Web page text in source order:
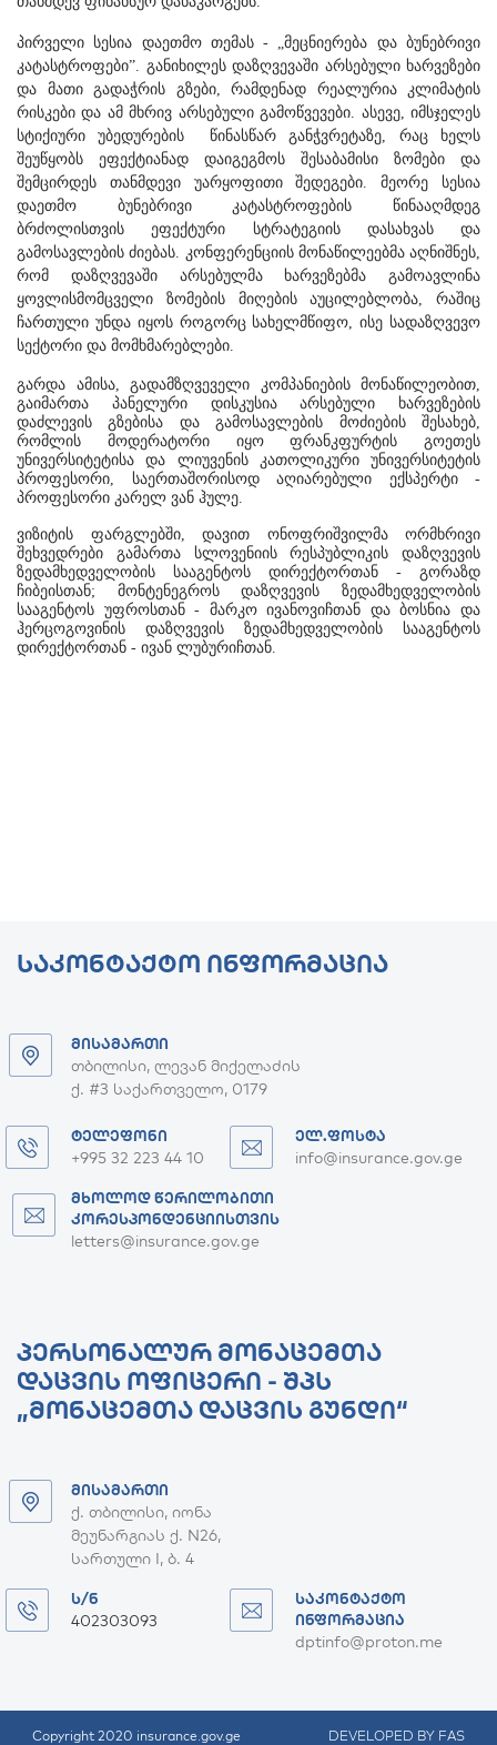
პირველი სესია დაეთმო თემას - „მეცნიერება და ბუნებრივი
კატასტროფები”. განიხილეს დაზღვევაში არსებული ხარვეზები
და მათი გადაჭრის გზები, რამდენად რეალურია კლიმატის
რისკები და ამ მხრივ არსებული გამოწვევები. ასევე, იმსჯელეს
სტიქიური უბედურების
წინასწარ განჭვრეტაზე, რაც ხელს
შეუწყობს ეფექტიანად დაიგეგმოს შესაბამისი ზომები და
შემცირდეს თანმდევი უარყოფითი შედეგები.მეორე სესია
დაეთმო ბუნებრივი კატასტროფების წინააღმდეგ
ბრძოლისთვის ეფექტური სტრატეგიის დასახვას და
გამოსავლების ძიებას. კონფერენციის მონაწილეებმა აღნიშნეს,
რომ დაზღვევაში არსებულმა ხარვეზებმა გამოავლინა
ყოვლისმომცველი ზომების მიღების აუცილებლობა, რაშიც
ჩართული უნდა იყოს როგორც სახელმწიფო, ისე სადაზღვევო
სექტორი და მომხმარებლები.
გარდა ამისა, გადამზღვეველი კომპანიების მონაწილეობით,
გაიმართა პანელური დისკუსია არსებული ხარვეზების
დაძლევის გზებისა და გამოსავლების მოძიების შესახებ,
რომლის მოდერატორი იყოფრანკფურტის გოეთეს
უნივერსიტეტისა და ლიუვენის კათოლიკური უნივერსიტეტის
პროფესორი, საერთაშორისოდ აღიარებული ექსპერტი -
პროფესორი კარელ ვან ჰულე.
ვიზიტის ფარგლებში, დავით ონოფრიშვილმა ორმხრივი
შეხვედრები გამართა სლოვენიის რესპუბლიკის დაზღვევის
ზედამხედველობის სააგენტოს დირექტორთან - გორაზდ
ჩიბეისთან; მონტენეგროს დაზღვევის ზედამხედველობის
სააგენტოს უფროსთან - მარკო ივანოვიჩთან და ბოსნია და
ჰერცოგოვინის დაზღვევის ზედამხედველობის სააგენტოს
დირექტორთან - ივან ლუბურიჩთან.
ᲡᲐᲙᲝᲜᲢᲐᲥᲢᲝ ᲘᲜᲤᲝᲠᲛᲐᲪᲘᲐ
ᲛᲘᲡᲐᲛᲐᲠᲗᲘ
თბილისი, ლევან მიქელაძის
ქ. #3 საქართველო, 0179
ᲢᲔᲚᲔᲤᲝᲜᲘ
+995 32 223 44 10
ᲔᲚ.ᲤᲝᲡᲢᲐ
info@insurance.gov.ge
ᲛᲮᲝᲚᲝᲓ ᲬᲔᲠᲘᲚᲝᲑᲘᲗᲘ
ᲙᲝᲠᲔᲡᲞᲝᲜᲓᲔᲜᲪᲘᲘᲡᲗᲕᲘᲡ
letters@insurance.gov.ge
ᲞᲔᲠᲡᲝᲜᲐᲚᲣᲠ ᲛᲝᲜᲐᲪᲔᲛᲗᲐ
ᲓᲐᲪᲕᲘᲡ ᲝᲤᲘᲪᲔᲠᲘ - ᲨᲞᲡ
„ᲛᲝᲜᲐᲪᲔᲛᲗᲐ ᲓᲐᲪᲕᲘᲡ ᲒᲣᲜᲓᲘ“
ᲛᲘᲡᲐᲛᲐᲠᲗᲘ
ქ. თბილისი, იონა
მეუნარგიას ქ. N26,
სართული I, ბ. 4
Ს/Ნ
402303093
ᲡᲐᲙᲝᲜᲢᲐᲥᲢᲝ
ᲘᲜᲤᲝᲠᲛᲐᲪᲘᲐ
dptinfo@proton.me
Copyright 2020 insurance.gov.ge DEVELOPED BY FAS